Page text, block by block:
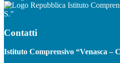
Istituto
S.”
Contatti
Istituto Comprensivo “Venasca –